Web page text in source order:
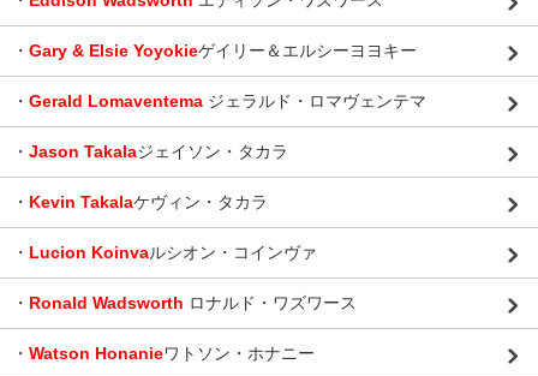
・ Gary & Elsie Yoyokieゲイリー＆エルシーヨヨキー
・ Gerald Lomaventema ジェラルド・ロマヴェンテマ
・ Jason Takalaジェイソン・タカラ
・ Kevin Takalaケヴィン・タカラ
・ Lucion Koinvaルシオン・コインヴァ
・ Ronald Wadsworth ロナルド・ワズワース
・ Watson Honanieワトソン・ホナニー